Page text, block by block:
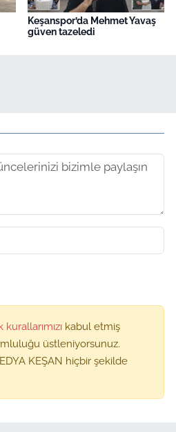
Keşanspor’da Mehmet Yavaş
güven tazeledi
kabul etmiş
üstleniyorsunuz.
KEŞAN hiçbir şekilde